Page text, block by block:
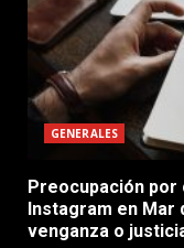
GENERALES
Preocupación
Instagram en
venganza o